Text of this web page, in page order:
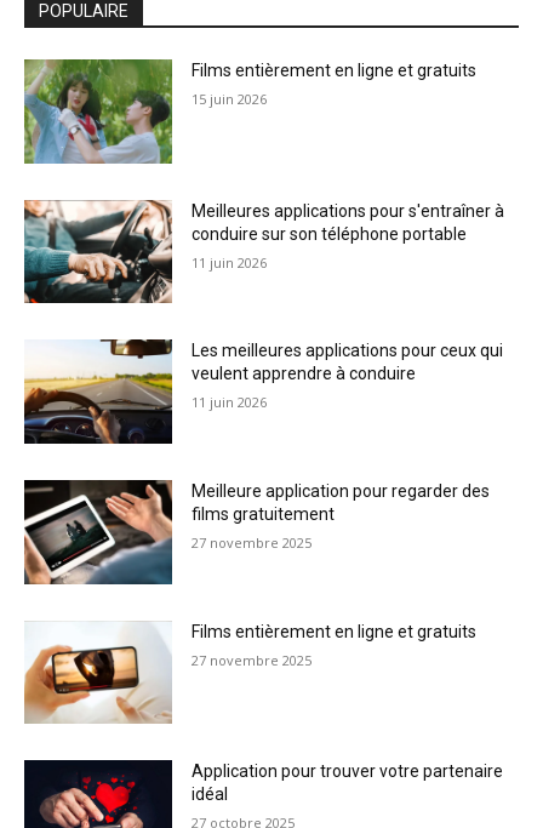
POPULAIRE
Films entièrement en ligne et gratuits
15 juin 2026
Meilleures applications pour s'entraîner à
conduire sur son téléphone portable
11 juin 2026
Les meilleures applications pour ceux qui
veulent apprendre à conduire
11 juin 2026
Meilleure application pour regarder des
films gratuitement
27 novembre 2025
Films entièrement en ligne et gratuits
27 novembre 2025
Application pour trouver votre partenaire
idéal
27 octobre 2025